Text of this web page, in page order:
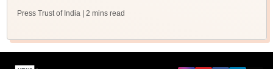
Press Trust of India | 2 mins read